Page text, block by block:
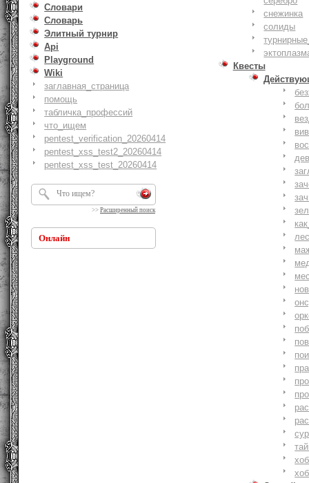
Словари
Словарь
Элитный турнир
Api
Playground
Wiki
заглавная_страница
помощь
табличка_профессий
что_ищем
pentest_verification_20260414
pentest_xss_test2_20260414
pentest_xss_test_20260414
>> Расширенный поиск
Онлайн
снежинка
солиды
Квесты